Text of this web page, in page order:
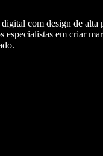
com design de alta
especialistas em criar